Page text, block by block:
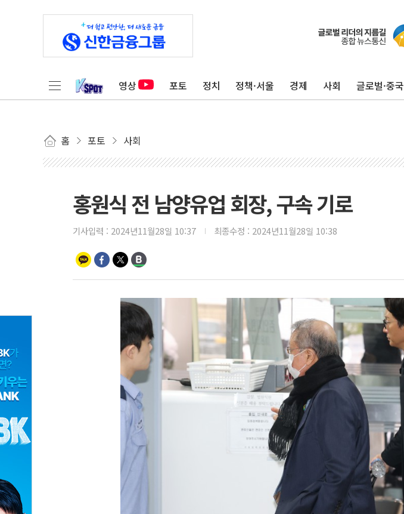
영상 포토 정치 정책·서울 경제 사회 글로벌·중국
홈 포토 사회
홍원식 전 남양유업 회장, 구속 기로
기사입력 : 2024년11월28일 10:37 최종수정 : 2024년11월28일 10:38